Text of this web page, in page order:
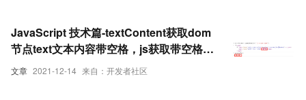
文章 2021-12-14 来自：开发者社区
JavaScript 技术篇-textContent获取dom
节点text文本内容带空格，js获取带空格的
dom节点内容